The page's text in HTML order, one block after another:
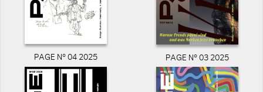
PAGE N° 04 2025 PAGE N° 03 2025